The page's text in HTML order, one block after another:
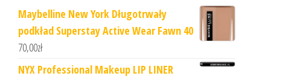
Maybelline New York Długotrwały
podkład Superstay Active Wear Fawn 40
70,00zł
NYX Professional Makeup LIP LINER